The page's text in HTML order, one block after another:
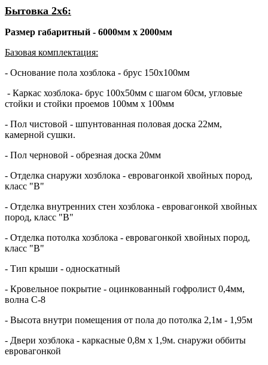
Бытовка 2х6:
Размер габаритный - 6000мм х 2000мм
Базовая комплектация:
- Основание пола хозблока - брус 150х100мм
- Каркас хозблока- брус 100х50мм с шагом 60см, угловые
стойки и стойки проемов 100мм х 100мм
- Пол чистовой - шпунтованная половая доска 22мм,
камерной сушки.
- Пол черновой - обрезная доска 20мм
- Отделка снаружи хозблока - евровагонкой хвойных пород,
класс "В"
- Отделка внутренних стен хозблока - евровагонкой хвойных
пород, класс "В"
- Отделка потолка хозблока - евровагонкой хвойных пород,
класс "В"
- Тип крыши - односкатный
- Кровельное покрытие - оцинкованный гофролист 0,4мм,
волна С-8
- Высота внутри помещения от пола до потолка 2,1м - 1,95м
- Двери хозблока - каркасные 0,8м х 1,9м. снаружи оббиты
евровагонкой